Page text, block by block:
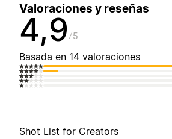
Valoraciones y reseñas
4,9 5
Basada en 14 valoraciones
Shot List for Creators